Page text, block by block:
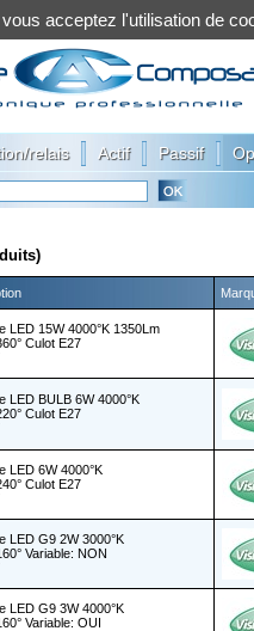
relais Actif Passif
LED 15W 4000°K 1350Lm
Culot E27
LED BULB 6W 4000°K
Culot E27
LED 6W 4000°K
Culot E27
LED G9 2W 3000°K
Variable: NON
LED G9 3W 4000°K
Variable: OUI
acceptez l'utilisation de